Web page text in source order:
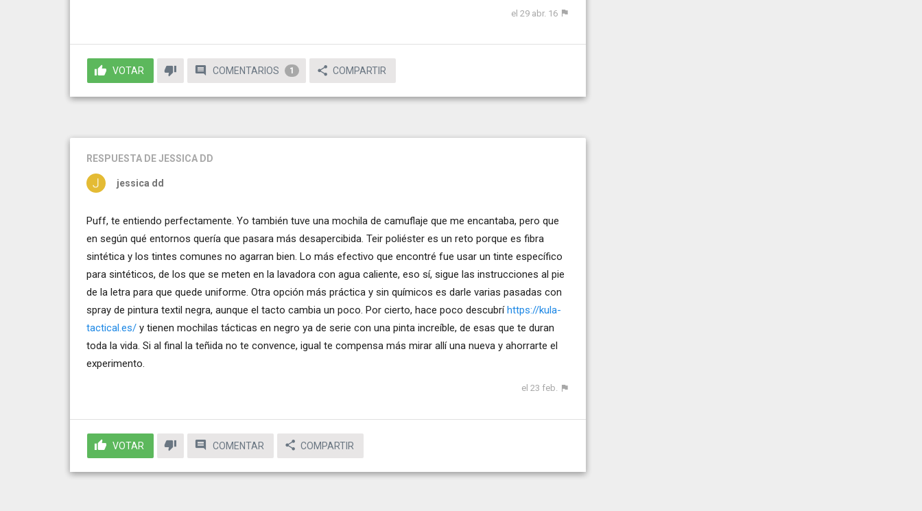
el 29 abr. 16
VOTAR COMENTARIOS 1 COMPARTIR
RESPUESTA DE JESSICA DD
jessica dd
Puff, te entiendo perfectamente. Yo también tuve una mochila de camuflaje que me encantaba, pero que
en según qué entornos quería que pasara más desapercibida. Teir poliéster es un reto porque es fibra
sintética y los tintes comunes no agarran bien. Lo más efectivo que encontré fue usar un tinte específico
para sintéticos, de los que se meten en la lavadora con agua caliente, eso sí, sigue las instrucciones al pie
de la letra para que quede uniforme. Otra opción más práctica y sin químicos es darle varias pasadas con
spray de pintura textil negra, aunque el tacto cambia un poco. Por cierto, hace poco descubríhttps://kula-
tactical.es/ y tienen mochilas tácticas en negro ya de serie con una pinta increíble, de esas que te duran
toda la vida. Si al final la teñida no te convence, igual te compensa más mirar allí una nueva y ahorrarte el
experimento.
el 23 feb.
VOTAR COMENTAR COMPARTIR